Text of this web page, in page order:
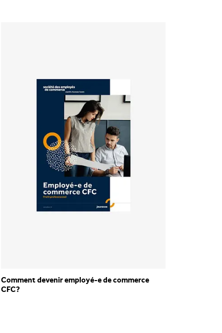
Comment devenir employé-e de commerce
CFC?